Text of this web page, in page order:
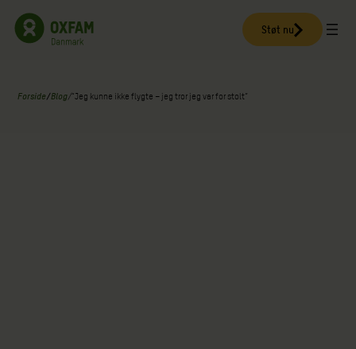
Spring
Støt nu
Forside/Blog/“Jeg kunne ikke flygte – jeg tror jeg var for stolt”